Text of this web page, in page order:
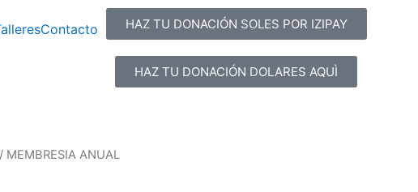
Contacto HAZ TU DONACIÓN SOLES POR IZIPAY
HAZ TU DONACIÓN DOLARES AQUÌ
/ MEMBRESIA ANUAL
El
$ 20.00.
es:
$ 10.00.